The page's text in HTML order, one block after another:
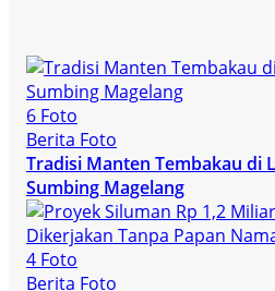
6 Foto
Berita Foto
Tradisi Manten Tembakau di
Sumbing Magelang
4 Foto
Berita Foto